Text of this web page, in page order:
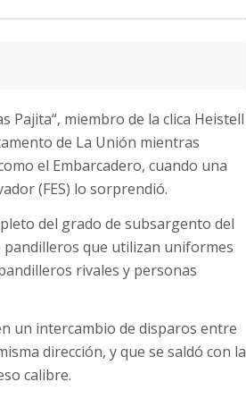
Pajita“, miembro de la clica Heistell
de La Unión mientras
el Embarcadero, cuando una
(FES) lo sorprendió.
del grado de subsargento del
que utilizan uniformes
rivales y personas
un intercambio de disparos entre
dirección, y que se saldó con la
calibre.